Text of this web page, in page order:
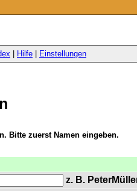
Hilfe Einstellungen
Bitte zuerst Namen eingeben.
z. B.